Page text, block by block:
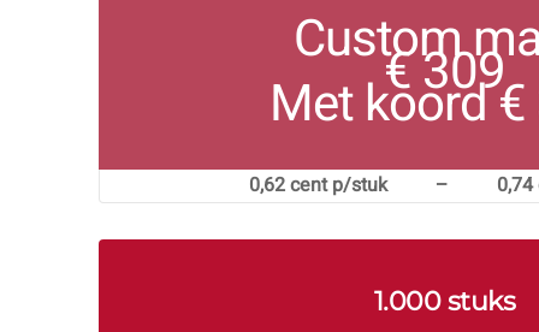
Custom
€ 309
Met koord
0,62 cent p/stuk – 0,74
1.000 stuks